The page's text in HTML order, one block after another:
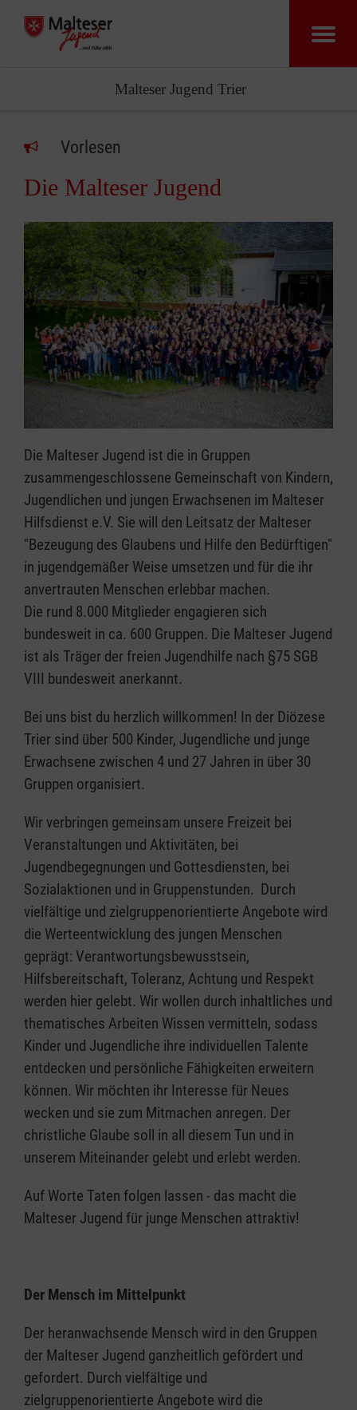
Malteser Jugend Trier
Vorlesen
Die Malteser Jugend
Die Malteser Jugend ist die in Gruppen
zusammengeschlossene Gemeinschaft von Kindern,
Jugendlichen und jungen Erwachsenen im Malteser
Hilfsdienst e.V. Sie will den Leitsatz der Malteser
"Bezeugung des Glaubens und Hilfe den Bedürftigen"
in jugendgemäßer Weise umsetzen und für die ihr
anvertrauten Menschen erlebbar machen.
Die rund 8.000 Mitglieder engagieren sich
bundesweit in ca. 600 Gruppen. Die Malteser Jugend
ist als Träger der freien Jugendhilfe nach §75 SGB
VIII bundesweit anerkannt.
Bei uns bist du herzlich willkommen! In der Diözese
Trier sind über 500 Kinder, Jugendliche und junge
Erwachsene zwischen 4 und 27 Jahren in über 30
Gruppen organisiert.
Wir verbringen gemeinsam unsere Freizeit bei
Veranstaltungen und Aktivitäten, bei
Jugendbegegnungen und Gottesdiensten, bei
Sozialaktionen und in Gruppenstunden. Durch
vielfältige und zielgruppenorientierte Angebote wird
die Werteentwicklung des jungen Menschen
geprägt: Verantwortungsbewusstsein,
Hilfsbereitschaft, Toleranz, Achtung und Respekt
werden hier gelebt.​ Wir wollen durch inhaltliches und
thematisches Arbeiten Wissen vermitteln, sodass
Kinder und Jugendliche ihre individuellen Talente
entdecken und persönliche Fähigkeiten erweitern
können. Wir möchten ihr Interesse für Neues
wecken und sie zum Mitmachen anregen. Der
christliche Glaube soll in all diesem Tun und in
unserem Miteinander gelebt und erlebt werden.
Auf Worte Taten folgen lassen - das macht die
Malteser Jugend für junge Menschen attraktiv! ​
Der Mensch im Mittelpunkt
Der heranwachsende Mensch wird in den Gruppen
der Malteser Jugend ganzheitlich gefördert und
gefordert. Durch vielfältige und
zielgruppenorientierte Angebote wird die